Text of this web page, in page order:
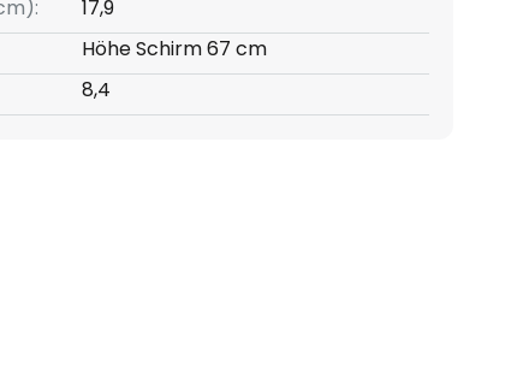
17,9
Höhe Schirm 67 cm
8,4